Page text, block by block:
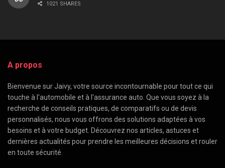
1021 SHARES
A propos
Bienvenue sur Jaivy, votre source incontournable pour tout ce qui
touche à l'automobile et à l'assurance auto. Que vous soyez à la
recherche de conseils pratiques, de comparatifs ou de devis
personnalisés, nous vous offrons des solutions adaptées à vos
besoins et à votre budget. Découvrez nos articles, astuces et
dernières actualités pour prendre les meilleures décisions et rouler
en toute sécurité.